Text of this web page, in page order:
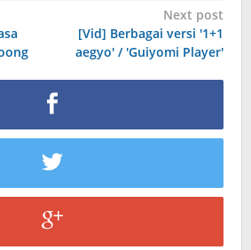
Next post
[Vid] Berbagai versi '1+1
aegyo' / 'Guiyomi Player'